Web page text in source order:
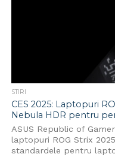
STIRI
CES 2025: Laptopuri
Nebula HDR pentru
ASUS Republic of
laptopuri ROG Strix
standardele pentru